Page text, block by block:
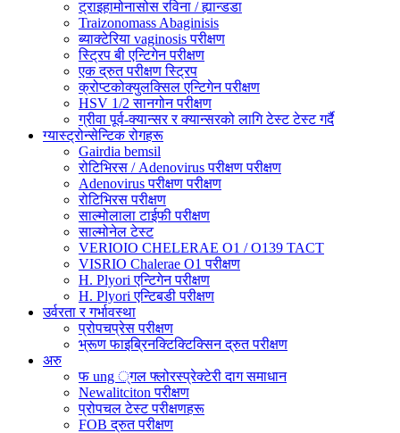
ट्राइहामोनासोस रविना / ह्यान्डडा
Traizonomass Abaginisis
ब्याक्टेरिया vaginosis परीक्षण
स्ट्रिप बी एन्टिगेन परीक्षण
एक द्रुत परीक्षण स्ट्रिप
क्रोप्टकोक्युलक्सिल एन्टिगेन परीक्षण
HSV 1/2 सानगोन परीक्षण
ग्रीवा पूर्व-क्यान्सर र क्यान्सरको लागि टेस्ट टेस्ट गर्दै
ग्यास्ट्रोन्सेन्टिक रोगहरू
Gairdia bemsil
रोटिभिरस / Adenovirus परीक्षण परीक्षण
Adenovirus परीक्षण परीक्षण
रोटिभिरस परीक्षण
साल्मोलाला टाईफी परीक्षण
साल्मोनेल टेस्ट
VERIOIO CHELERAE O1 / O139 TACT
VISRIO Chalerae O1 परीक्षण
H. Plyori एन्टिगेन परीक्षण
H. Plyori एन्टिबडी परीक्षण
उर्वरता र गर्भावस्था
प्रोपचप्रेस परीक्षण
भ्रूण फाइब्रिनक्टिक्टिक्सिन द्रुत परीक्षण
अरु
फ ung ्गल फ्लोरस्प्रेक्टेरी दाग ​​समाधान
Newalitciton परीक्षण
प्रोपचल टेस्ट परीक्षणहरू
FOB द्रुत परीक्षण